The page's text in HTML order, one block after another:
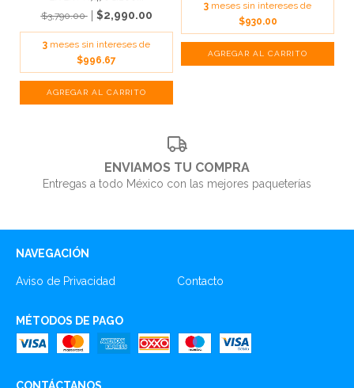
$3,790.00
$2,990.00
3 meses sin intereses de
$996.67
3 meses sin intereses de
$930.00
ENVIAMOS TU COMPRA
Entregas a todo México con las mejores paqueterías
NAVEGACIÓN
Aviso de Privacidad Contacto
MÉTODOS DE PAGO